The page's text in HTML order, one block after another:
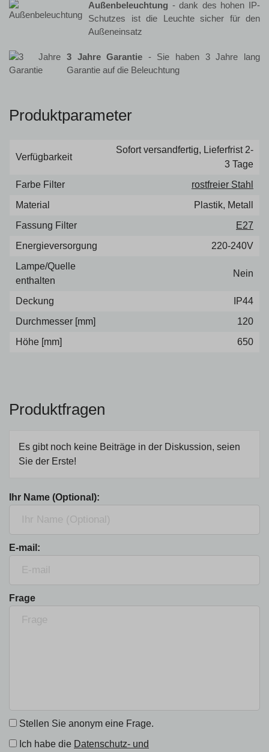
Außenbeleuchtung - dank des hohen IP-
Schutzes ist die Leuchte sicher für den
Außeneinsatz
3 Jahre Garantie - Sie haben 3 Jahre lang
Garantie auf die Beleuchtung
Produktparameter
Verfügbarkeit
Sofort versandfertig, Lieferfrist 2-
3 Tage
Farbe Filter
rostfreier Stahl
Material
Plastik, Metall
Fassung Filter
E27
Energieversorgung
220-240V
Lampe/Quelle
enthalten
Nein
Deckung
IP44
Durchmesser [mm]
120
Höhe [mm]
650
Produktfragen
Es gibt noch keine Beiträge in der Diskussion, seien
Sie der Erste!
Ihr Name (Optional):
E-mail:
Frage
Stellen Sie anonym eine Frage.
Ich habe die Datenschutz- und